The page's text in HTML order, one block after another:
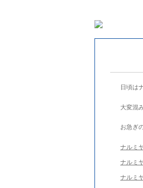
日頃は
大変混
お急ぎ
ナルミ
ナルミ
ナルミ